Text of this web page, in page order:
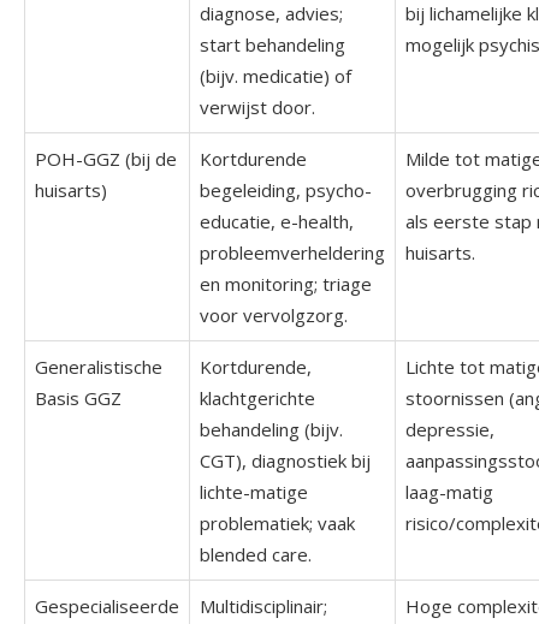
diagnose, advies;
start behandeling
(bijv. medicatie) of
verwijst door.
bij lichamelijke
mogelijk
POH-GGZ (bij de
huisarts)
Kortdurende
begeleiding, psycho-
educatie, e-health,
probleemverheldering
en monitoring; triage
voor vervolgzorg.
Milde tot
overbrugging
als eerste stap
huisarts.
Generalistische
Basis GGZ
Kortdurende,
klachtgerichte
behandeling (bijv.
CGT), diagnostiek bij
lichte-matige
problematiek; vaak
blended care.
Lichte tot
stoornissen
depressie,
laag-matig
risico/
Gespecialiseerde
Multidisciplinair;
Hoge